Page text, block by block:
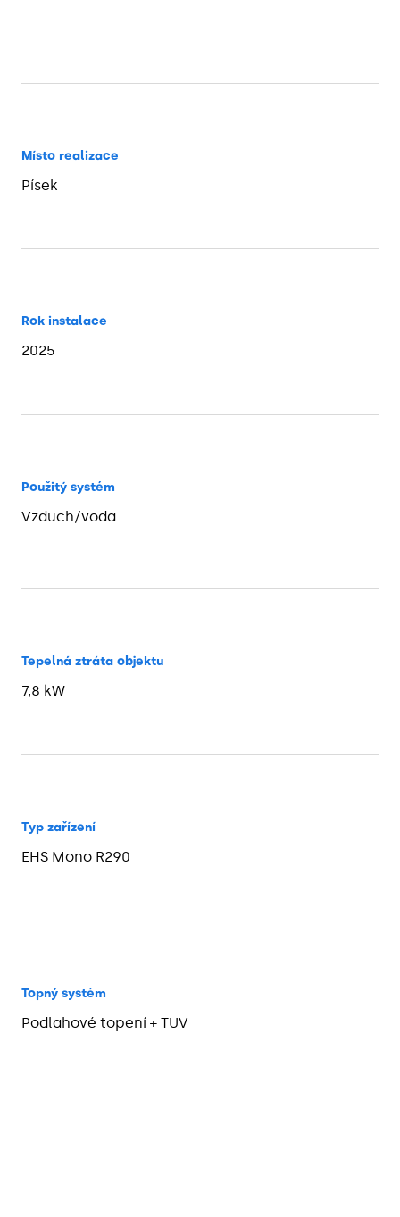
Místo realizace
Písek
Rok instalace
2025
Použitý systém
Vzduch/voda
Tepelná ztráta objektu
7,8 kW
Typ zařízení
EHS Mono R290
Topný systém
Podlahové topení + TUV